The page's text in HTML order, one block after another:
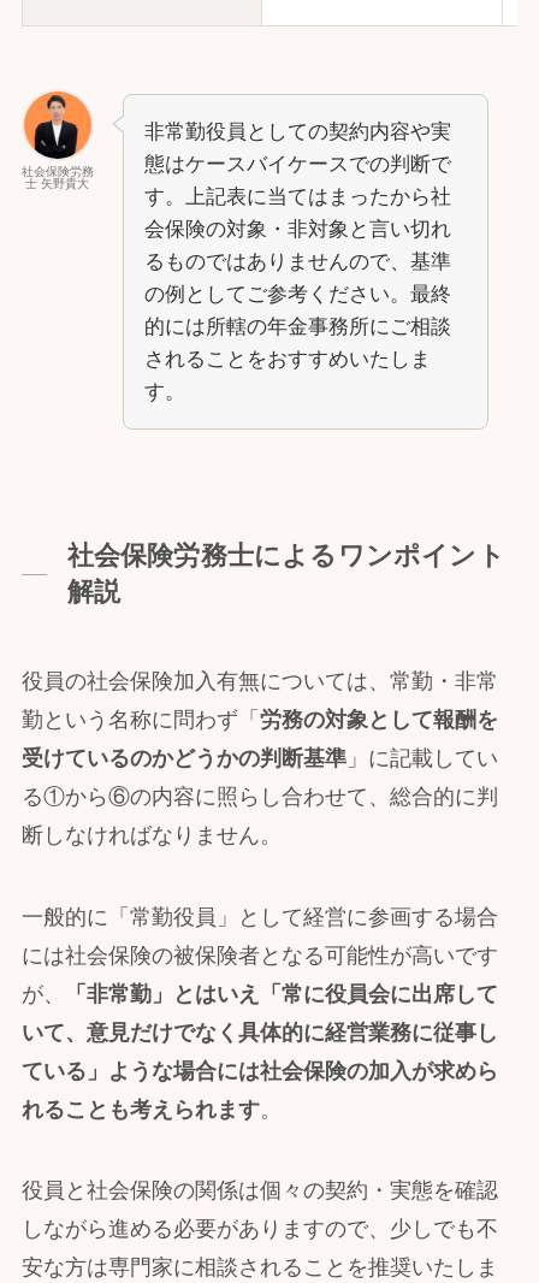
社会保険労務
士 矢野貴大
非常勤役員としての契約内容や実
態はケースバイケースでの判断で
す。上記表に当てはまったから社
会保険の対象・非対象と言い切れ
るものではありませんので、基準
の例としてご参考ください。最終
的には所轄の年金事務所にご相談
されることをおすすめいたしま
す。
社会保険労務士によるワンポイント
解説
役員の社会保険加入有無については、常勤・非常
勤という名称に問わず「 労務の対象として報酬を
受けているのかどうかの判断基準」に記載してい
る①から⑥の内容に照らし合わせて、総合的に判
断しなければなりません。
一般的に「常勤役員」として経営に参画する場合
には社会保険の被保険者となる可能性が高いです
が、
「非常勤」とはいえ「常に役員会に出席して
いて、意見だけでなく具体的に経営業務に従事し
ている」ような場合には社会保険の加入が求めら
れることも考えられます。
役員と社会保険の関係は個々の契約・実態を確認
しながら進める必要がありますので、少しでも不
安な方は専門家に相談されることを推奨いたしま